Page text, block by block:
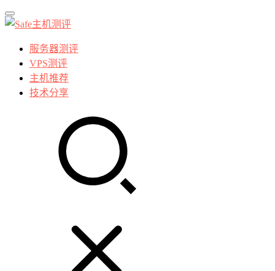
服务器测评
VPS测评
主机推荐
技术分享